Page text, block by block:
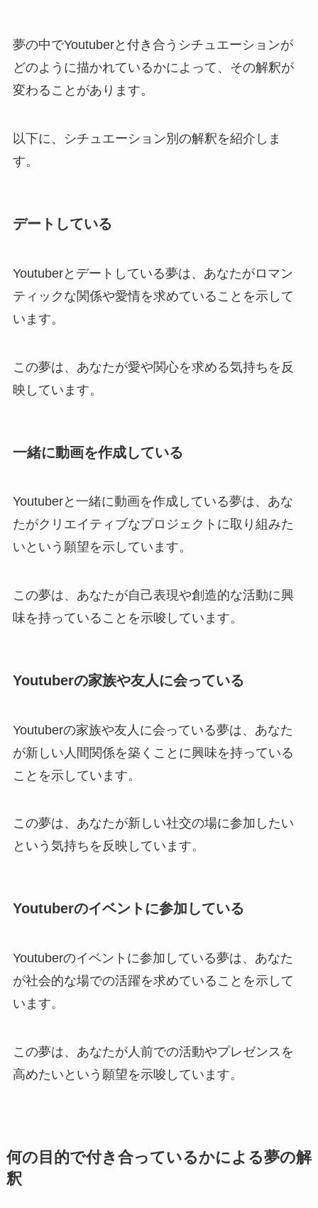
夢の中でYoutuberと付き合うシチュエーションが
どのように描かれているかによって、その解釈が
変わることがあります。
以下に、シチュエーション別の解釈を紹介しま
す。
デートしている
Youtuberとデートしている夢は、あなたがロマン
ティックな関係や愛情を求めていることを示して
います。
この夢は、あなたが愛や関心を求める気持ちを反
映しています。
一緒に動画を作成している
Youtuberと一緒に動画を作成している夢は、あな
たがクリエイティブなプロジェクトに取り組みた
いという願望を示しています。
この夢は、あなたが自己表現や創造的な活動に興
味を持っていることを示唆しています。
Youtuberの家族や友人に会っている
Youtuberの家族や友人に会っている夢は、あなた
が新しい人間関係を築くことに興味を持っている
ことを示しています。
この夢は、あなたが新しい社交の場に参加したい
という気持ちを反映しています。
Youtuberのイベントに参加している
Youtuberのイベントに参加している夢は、あなた
が社会的な場での活躍を求めていることを示して
います。
この夢は、あなたが人前での活動やプレゼンスを
高めたいという願望を示唆しています。
何の目的で付き合っているかによる夢の解
釈